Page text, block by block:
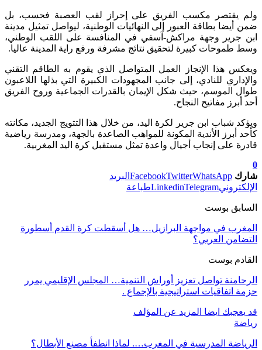
ولم يقتصر مكسب الفريق على إحراز لقب العصبة فحسب، بل
ضمن أيضا بطاقة العبور إلى النهائيات الوطنية، ليواصل تمثيل مدينة
ابن جرير وجهة مراكش-آسفي في المنافسة على اللقب الوطني،
وسط طموحات كبيرة لتحقيق نتائج مشرفة ورفع راية المدينة عاليا.
ويعكس هذا الإنجاز العمل المتواصل الذي يقوم به الطاقم التقني
والإداري للنادي، إلى جانب المجهودات الكبيرة التي بذلها اللاعبون
طوال الموسم، حيث شكل الإيمان بالقدرات الجماعية وروح الفريق
أحد أبرز مفاتيح النجاح.
ويؤكد شباب ابن جرير لكرة اليد، من خلال هذا التتويج الجديد، مكانته
كأحد أبرز الأندية المكونة للمواهب الصاعدة بالجهة، ومدرسة رياضية
قادرة على إنجاب أجيال واعدة تمثل مستقبل كرة اليد المغربية.
0
شارك
FacebookTwitterWhatsApp
البريد
الإلكتروني
LinkedinTelegram طباعة
السابق بوست
المغرب في مواجهة البرازيل… هل أسقطت كرة القدم أسطورة
التضامن العربي؟
القادم بوست
الرحامنة تواصل تعزيز أوراش التنمية… المجلس الإقليمي يمرر
حزمة اتفاقيات استراتيجية بالإجماع .
قد يعجبك ايضا المزيد عن المؤلف
رياضة
الرياضة المدرسية في المغرب…. لماذا انطفأ مصنع الأبطال؟